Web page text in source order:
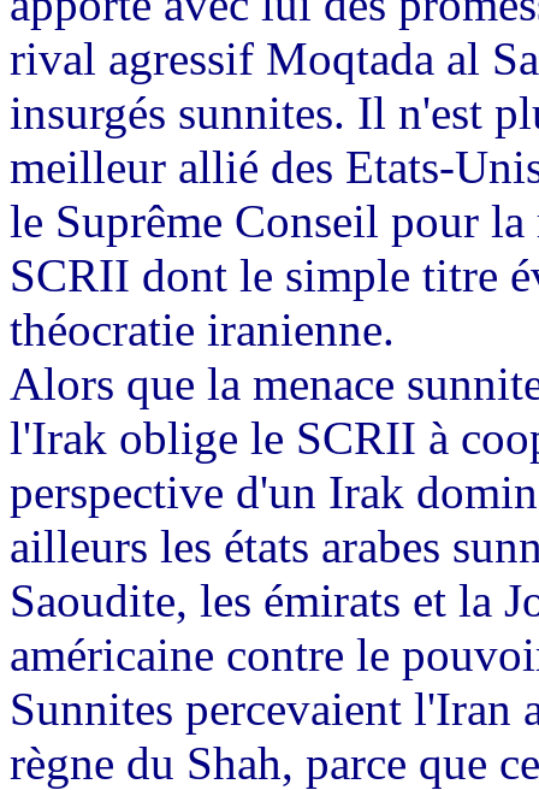
rival agressif Moqtada al
insurgés sunnites. Il n'est
meilleur allié des Etats-
le Suprême Conseil pour
SCRII dont le simple titre
théocratie iranienne.
Alors que la menace
l'Irak oblige le SCRII à
perspective d'un Irak
ailleurs les états arabes
Saoudite, les émirats et la
américaine contre le
Sunnites percevaient l'Iran
règne du Shah, parce que